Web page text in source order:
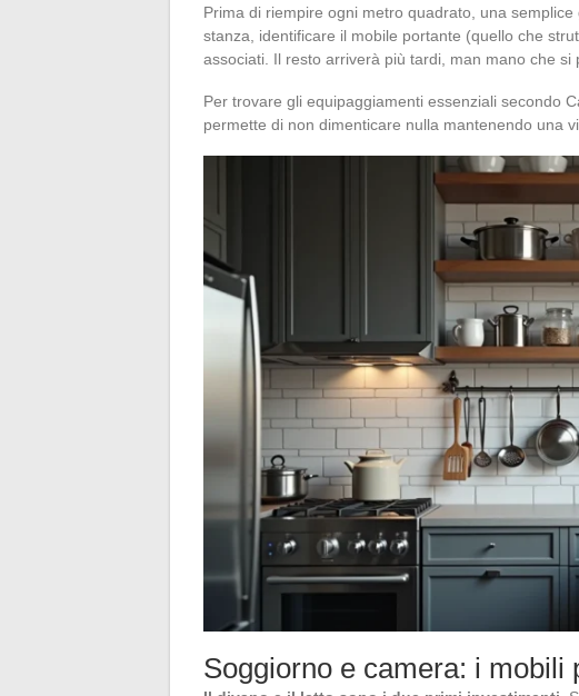
Prima di riempire ogni metro quadrato, una
stanza, identificare il mobile portante (quello che
associati. Il resto arriverà più tardi, man mano che si
Per trovare gli equipaggiamenti essenziali secondo
permette di non dimenticare nulla mantenendo una
Soggiorno e camera: i mobili